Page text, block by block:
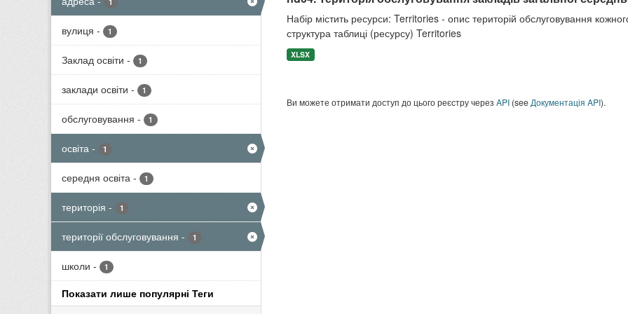
вулиця - 1
Заклад освіти - 1
заклади освіти - 1
обслуговування - 1
освіта - 1
середня освіта - 1
територія - 1
території обслуговування - 1
школи - 1
Показати лише популярні Теги
Набір містить ресурси: Territories - опис територій обслуговування
структура таблиці (ресурсу) Territories
XLSX
Ви можете отримати доступ до цього реєстру через API(see Документація API).